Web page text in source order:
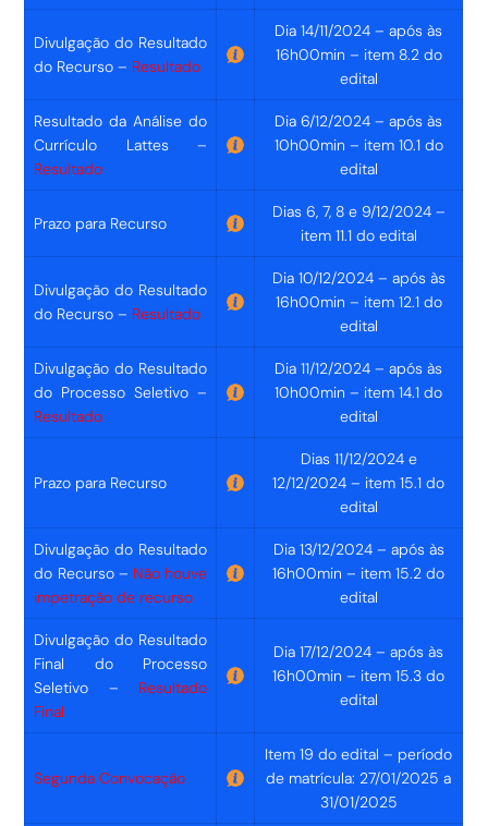
Divulgação do Resultado
do Recurso – Resultado
Dia 14/11/2024 – após às
16h00min – item 8.2 do
edital
Resultado da Análise do
Currículo Lattes –
Resultado
Dia 6/12/2024 – após às
10h00min – item 10.1 do
edital
Prazo para Recurso
Dias 6, 7, 8 e 9/12/2024 –
item 11.1 do edital
Divulgação do Resultado
do Recurso – Resultado
Dia 10/12/2024 – após às
16h00min – item 12.1 do
edital
Divulgação do Resultado
do Processo Seletivo –
Resultado
Dia 11/12/2024 – após às
10h00min – item 14.1 do
edital
Prazo para Recurso
Dias 11/12/2024 e
12/12/2024 – item 15.1 do
edital
Divulgação do Resultado
do Recurso – Não houve
impetração de recurso
Dia 13/12/2024 – após às
16h00min – item 15.2 do
edital
Divulgação do Resultado
Final do Processo
Seletivo – Resultado
Final
Dia 17/12/2024 – após às
16h00min – item 15.3 do
edital
Segunda Convocação
Item 19 do edital – período
de matrícula: 27/01/2025 a
31/01/2025